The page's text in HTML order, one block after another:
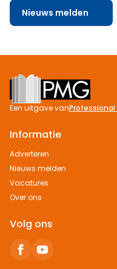
Nieuws melden
Footer
Een uitgave vanProfessional
Informatie
Adverteren
Nieuws melden
Vacatures
Over ons
Volg ons